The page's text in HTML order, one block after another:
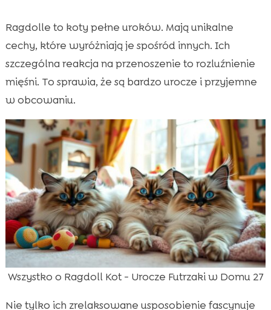
Ragdolle to koty pełne uroków. Mają unikalne
cechy, które wyróżniają je spośród innych. Ich
szczególna reakcja na przenoszenie to rozluźnienie
mięśni. To sprawia, że są bardzo urocze i przyjemne
w obcowaniu.
Wszystko o Ragdoll Kot - Urocze Futrzaki w Domu 27
Nie tylko ich zrelaksowane usposobienie fascynuje